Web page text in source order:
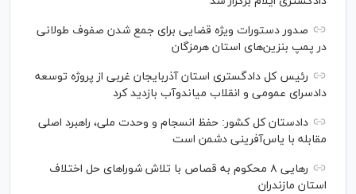
صدور دستورات ویژه قضایی برای جمع شدن صفوف طولانی
در پمپ بنزین‌های استان هرمزگان
رئیس کل دادگستری استان آذربایجان غربی از پروژه توسعه
دادسرای عمومی و انقلاب میاندوآب بازدید کرد
دادستان کل کشور: حفظ انسجام و وحدت ملی، راهبرد اصلی
مقابله با یاس‌آفرینی دشمن است
رهایی ۸ محکوم به قصاص با تلاش شورا‌های حل اختلاف
استان مازندران